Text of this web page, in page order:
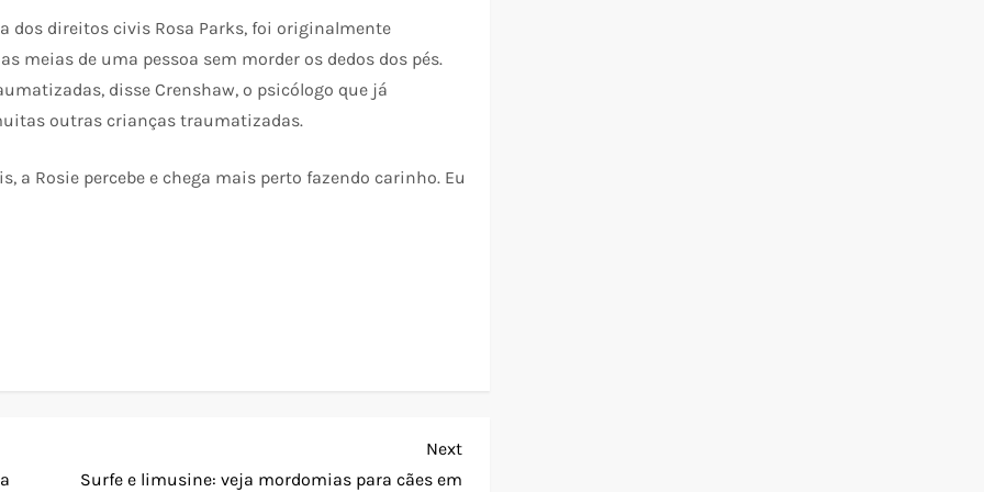
dos direitos civis Rosa Parks, foi originalmente
meias de uma pessoa sem morder os dedos dos pés.
disse Crenshaw, o psicólogo que já
outras crianças traumatizadas.
a Rosie percebe e chega mais perto fazendo carinho. Eu
Next
Post
Next
Surfe e limusine: veja mordomias para cães em